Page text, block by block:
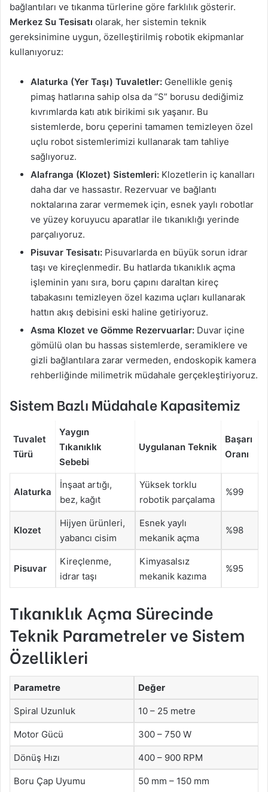
bağlantıları ve tıkanma türlerine göre farklılık gösterir.
Merkez Su Tesisatı olarak, her sistemin teknik
gereksinimine uygun, özelleştirilmiş robotik ekipmanlar
kullanıyoruz:
Alaturka (Yer Taşı) Tuvaletler: Genellikle geniş
pimaş hatlarına sahip olsa da “S” borusu dediğimiz
kıvrımlarda katı atık birikimi sık yaşanır. Bu
sistemlerde, boru çeperini tamamen temizleyen özel
uçlu robot sistemlerimizi kullanarak tam tahliye
sağlıyoruz.
Alafranga (Klozet) Sistemleri: Klozetlerin iç kanalları
daha dar ve hassastır. Rezervuar ve bağlantı
noktalarına zarar vermemek için, esnek yaylı robotlar
ve yüzey koruyucu aparatlar ile tıkanıklığı yerinde
parçalıyoruz.
Pisuvar Tesisatı: Pisuvarlarda en büyük sorun idrar
taşı ve kireçlenmedir. Bu hatlarda tıkanıklık açma
işleminin yanı sıra, boru çapını daraltan kireç
tabakasını temizleyen özel kazıma uçları kullanarak
hattın akış debisini eski haline getiriyoruz.
Asma Klozet ve Gömme Rezervuarlar: Duvar içine
gömülü olan bu hassas sistemlerde, seramiklere ve
gizli bağlantılara zarar vermeden, endoskopik kamera
rehberliğinde milimetrik müdahale gerçekleştiriyoruz.
Sistem Bazlı Müdahale Kapasitemiz
Tuvalet
Türü
Yaygın
Tıkanıklık
Sebebi
Uygulanan Teknik
Başarı
Oranı
Alaturka
İnşaat artığı,
bez, kağıt
Yüksek torklu
robotik parçalama
%99
Klozet
Hijyen ürünleri,
yabancı cisim
Esnek yaylı
mekanik açma
%98
Pisuvar
Kireçlenme,
idrar taşı
Kimyasalsız
mekanik kazıma
%95
Tıkanıklık Açma Sürecinde
Teknik Parametreler ve Sistem
Özellikleri
Parametre Değer
Spiral Uzunluk 10 – 25 metre
Motor Gücü 300 – 750 W
Dönüş Hızı 400 – 900 RPM
Boru Çap Uyumu 50 mm – 150 mm